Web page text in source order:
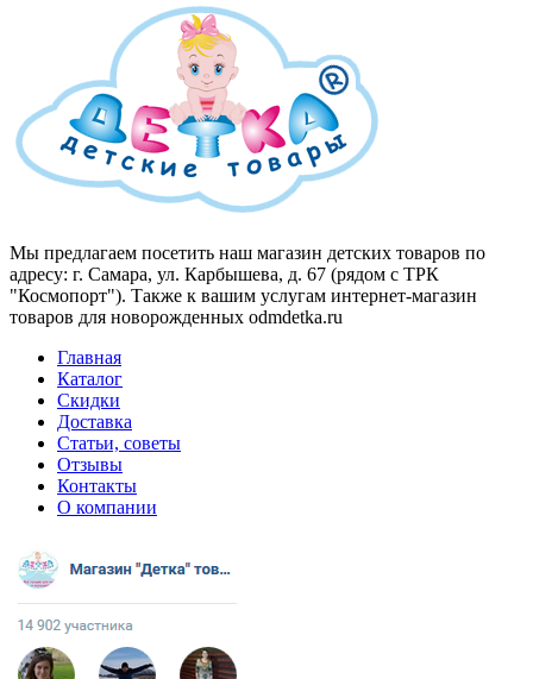
Мы предлагаем посетить наш магазин детских товаров по
адресу: г. Самара, ул. Карбышева, д. 67 (рядом с ТРК
"Космопорт"). Также к вашим услугам интернет-магазин
товаров для новорожденных odmdetka.ru
Главная
Каталог
Скидки
Доставка
Статьи, советы
Отзывы
Контакты
О компании